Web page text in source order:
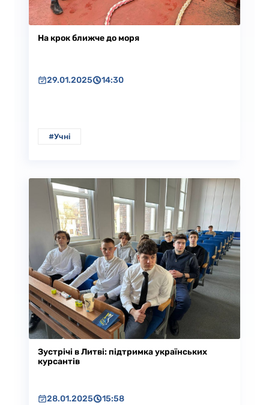
На крок ближче до моря
29.01.2025 14:30
#Учні
Зустрічі в Литві: підтримка українських
курсантів
28.01.2025 15:58